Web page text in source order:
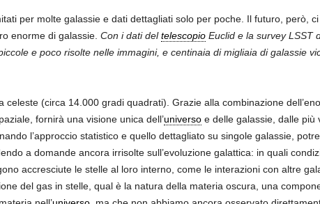
per molte galassie e dati dettagliati solo per poche. Il futuro, però,
enorme di galassie. Con i dati deltelescopioEuclid e la survey LSST
e poco risolte nelle immagini, e centinaia di migliaia di galassie
celeste (circa 14.000 gradi quadrati). Grazie alla combinazione
fornirà una visione unica dell’universoe delle galassie, dalle più
l’approccio statistico e quello dettagliato su singole galassie,
a domande ancora irrisolte sull’evoluzione galattica: in quali
accresciute le stelle al loro interno, come le interazioni con altre
del gas in stelle, qual è la natura della materia oscura, una